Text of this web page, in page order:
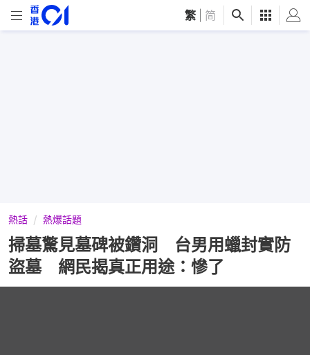
繁 简
熱話 熱爆話題
掃墓驚見墓碑被鑽洞 台男用蠟封實防
盜墓 網民揭真正用途：慘了